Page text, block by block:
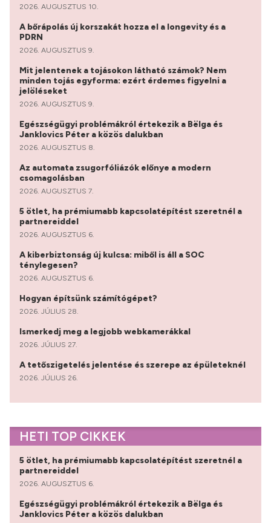
2026. AUGUSZTUS 10.
A bőrápolás új korszakát hozza el a longevity és a
PDRN
2026. AUGUSZTUS 9.
Mit jelentenek a tojásokon látható számok? Nem
minden tojás egyforma: ezért érdemes figyelni a
jelöléseket
2026. AUGUSZTUS 9.
Egészségügyi problémákról értekezik a Bëlga és
Janklovics Péter a közös dalukban
2026. AUGUSZTUS 8.
Az automata zsugorfóliázók előnye a modern
csomagolásban
2026. AUGUSZTUS 7.
5 ötlet, ha prémiumabb kapcsolatépítést szeretnél a
partnereiddel
2026. AUGUSZTUS 6.
A kiberbiztonság új kulcsa: miből is áll a SOC
ténylegesen?
2026. AUGUSZTUS 6.
Hogyan építsünk számítógépet?
2026. JÚLIUS 28.
Ismerkedj meg a legjobb webkamerákkal
2026. JÚLIUS 27.
A tetőszigetelés jelentése és szerepe az épületeknél
2026. JÚLIUS 26.
HETI TOP CIKKEK
5 ötlet, ha prémiumabb kapcsolatépítést szeretnél a
partnereiddel
2026. AUGUSZTUS 6.
Egészségügyi problémákról értekezik a Bëlga és
Janklovics Péter a közös dalukban